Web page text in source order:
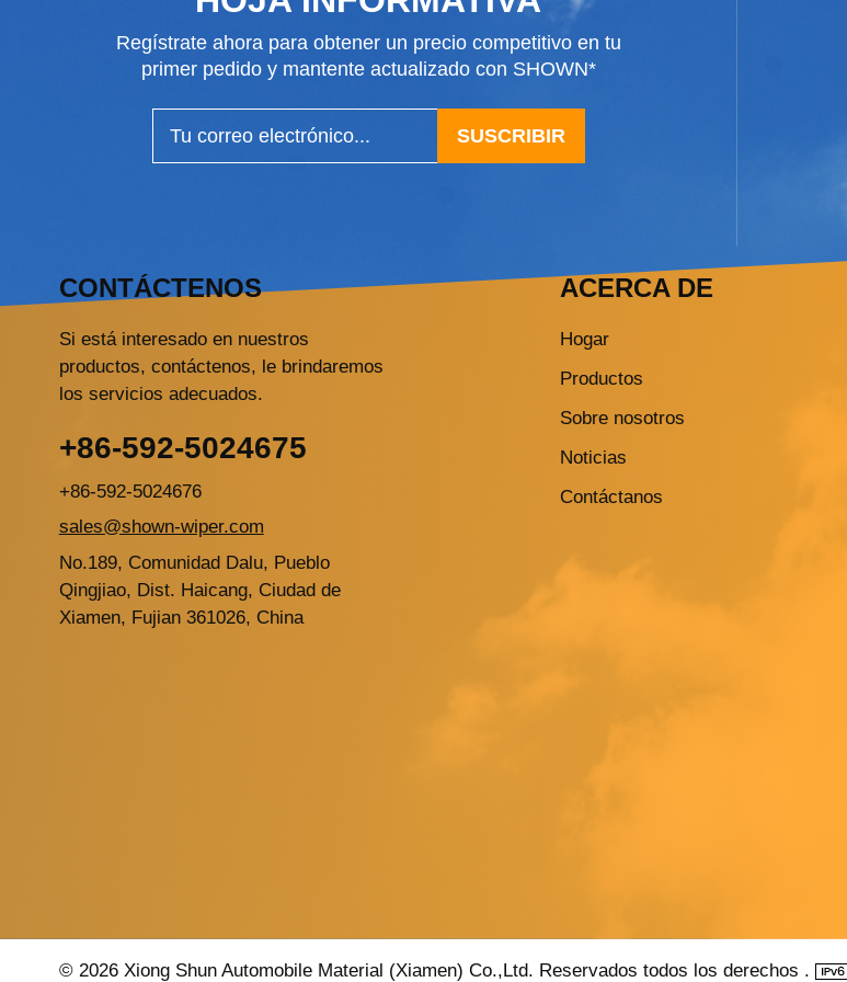
Regístrate ahora para obtener un precio competitivo en tu
primer pedido y mantente actualizado con SHOWN*
SUSCRIBIR
CONTÁCTENOS
Si está interesado en nuestros
productos, contáctenos, le brindaremos
los servicios adecuados.
+86-592-5024675
+86-592-5024676
sales@shown-wiper.com
No.189, Comunidad Dalu, Pueblo
Qingjiao, Dist. Haicang, Ciudad de
Xiamen, Fujian 361026, China
ACERCA DE
Hogar
Productos
Sobre nosotros
Noticias
Contáctanos
© 2026 Xiong Shun Automobile Material (Xiamen) Co.,Ltd. Reservados todos los derechos .